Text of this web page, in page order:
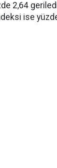
2,64
ise